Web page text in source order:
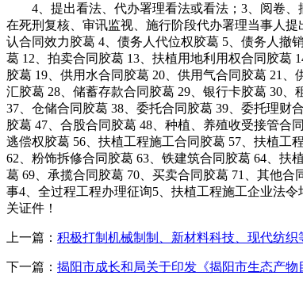
4、提出看法、代办署理看法或看法；3、阅卷、
在死刑复核、审讯监视、施行阶段代办署理当事人
认合同效力胶葛 4、债务人代位权胶葛 5、债务人撤
葛 12、拍卖合同胶葛 13、扶植用地利用权合同胶葛
胶葛 19、供用水合同胶葛 20、供用气合同胶葛 21
汇胶葛 28、储蓄存款合同胶葛 29、银行卡胶葛 30
37、仓储合同胶葛 38、委托合同胶葛 39、委托理财
胶葛 47、合股合同胶葛 48、种植、养殖收受接管合
逃偿权胶葛 56、扶植工程施工合同胶葛 57、扶植工
62、粉饰拆修合同胶葛 63、铁建筑合同胶葛 64、扶
葛 69、承揽合同胶葛 70、买卖合同胶葛 71、其他
事4、全过程工程办理征询5、扶植工程施工企业法
关证件！
上一篇： 积极打制机械制制、新材料科技、现代纺织
下一篇： 揭阳市成长和局关于印发《揭阳市生态产物